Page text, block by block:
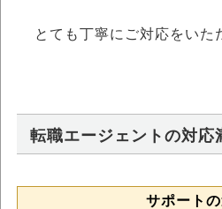
とても丁寧にご対応をいた
転職エージェントの対応
サポート